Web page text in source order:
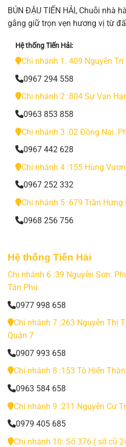
BÚN ĐẬU TIẾN HẢI, Chuỗi nhà
gắng giữ trọn vẹn hương vị từ
Hệ thống Tiến Hải:
Chi nhánh 1: 409 Nguyễn
0967 294 558
Chi nhánh 2 :804 Sư Vạn
0963 853 858
Chi nhánh 3 :02 Đồng Nai.
0967 442 628
Chi nhánh 4 :155 Hùng
0967 252 332
Chi nhánh 5 :679 Trần
0968 256 756
Hệ thống Tiến Hải
Chi nhánh 6 :39 Nguyễn Sơn.
Tân Phú
0977 998 658
Chi nhánh 7 :263 Nguyễn Thị
Quận 7
0907 993 658
Chi nhánh 8 :153 Tô Hiến
0963 584 658
Chi nhánh 9 :211 Nguyễn Cư
0979 405 685
Chi nhánh 10: Số 376 ( số cũ